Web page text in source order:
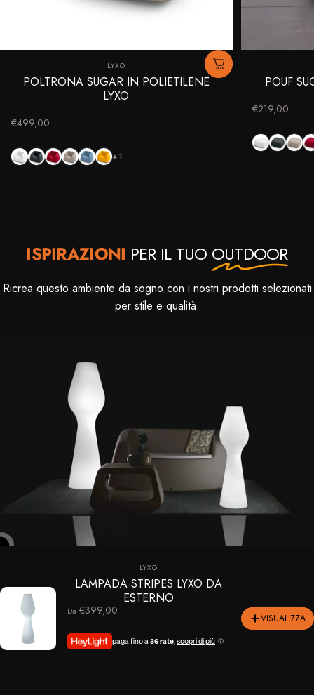
Fornitore:
LYXO
POLTRONA SUGAR IN POLIETILENE
LYXO
€499,00
BiancoAntraciteRosso Intenso
TaupeSky blueGiallo sole
+1
POUF
€219,00
BiancoAntracite
ISPIRAZIONI PER IL TUO OUTDOOR
Ricrea questo ambiente da sogno con i nostri prodotti selezionati
per stile e qualità.
Fornitore:
LYXO
LAMPADA STRIPES LYXO DA
ESTERNO
Da €399,00
paga fino a 36 rate, scopri di più
VISUALIZZA